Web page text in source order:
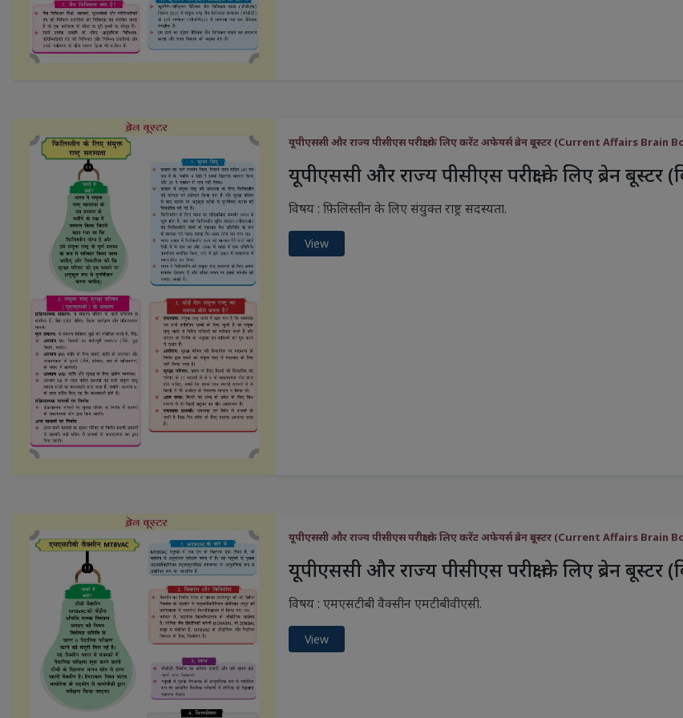
यूपीएससी और राज्य पीसीएस परीक्षा के लिए करेंट अफेयर्स ब्रेन बूस्टर (Current Affairs
यूपीएससी और राज्य पीसीएस परीक्षा के लिए ब्रेन बूस्टर
विषय : फ़िलिस्तीन के लिए संयुक्त राष्ट्र सदस्यता.
View
यूपीएससी और राज्य पीसीएस परीक्षा के लिए करेंट अफेयर्स ब्रेन बूस्टर (Current Affairs
यूपीएससी और राज्य पीसीएस परीक्षा के लिए ब्रेन
विषय : एमएसटीबी वैक्सीन एमटीबीवीएसी.
View